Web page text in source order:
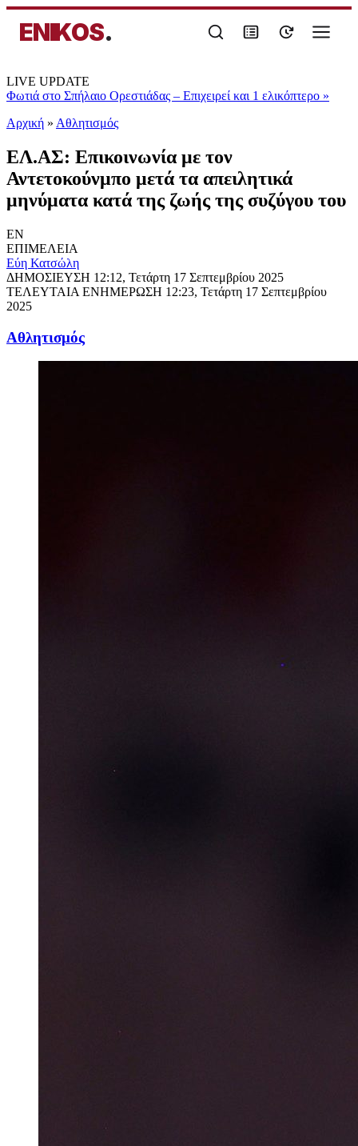
ENIKOS.
LIVE UPDATE
Φωτιά στο Σπήλαιο Ορεστιάδας – Επιχειρεί και 1 ελικόπτερο »
Αρχική » Αθλητισμός
ΕΛ.ΑΣ: Επικοινωνία με τον
Αντετοκούνμπο μετά τα απειλητικά
μηνύματα κατά της ζωής της συζύγου του
EN
ΕΠΙΜΕΛΕΙΑ
Εύη Κατσώλη
ΔΗΜΟΣΙΕΥΣΗ 12:12, Τετάρτη 17 Σεπτεμβρίου 2025
ΤΕΛΕΥΤΑΙΑ ΕΝΗΜΕΡΩΣΗ 12:23, Τετάρτη 17 Σεπτεμβρίου
2025
Αθλητισμός